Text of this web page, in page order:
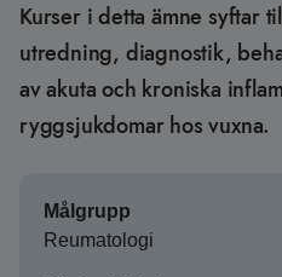
Kurser i detta ämne syftar
utredning, diagnostik,
av akuta och kroniska
ryggsjukdomar hos vuxna.
Målgrupp
Reumatologi